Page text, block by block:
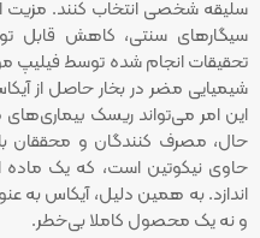
سیگارهای سنتی، کاهش قابل
تحقیقات انجام شده توسط فیلیپ
این امر می‌تواند ریسک
حال، مصرف کنندگان و محققان
حاوی نیکوتین است، که یک ماده
اندازد. به همین دلیل، آیکاس به
و نه یک محصول کاملا بی‌خطر.